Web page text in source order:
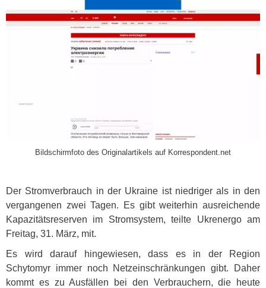
Bildschirmfoto des Originalartikels auf Korrespondent.net
Der Stromverbrauch in der Ukraine ist niedriger als in den
vergangenen zwei Tagen. Es gibt weiterhin ausreichende
Kapazitätsreserven im Stromsystem, teilte Ukrenergo am
Freitag, 31. März, mit.
Es wird darauf hingewiesen, dass es in der Region
Schytomyr immer noch Netzeinschränkungen gibt. Daher
kommt es zu Ausfällen bei den Verbrauchern, die heute